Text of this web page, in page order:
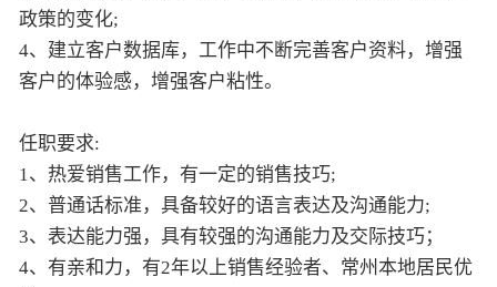
政策的变化;
4、建立客户数据库，工作中不断完善客户资料，增强
客户的体验感，增强客户粘性。
任职要求:
1、热爱销售工作，有一定的销售技巧;
2、普通话标准，具备较好的语言表达及沟通能力;
3、表达能力强，具有较强的沟通能力及交际技巧；
4、有亲和力，有2年以上销售经验者、常州本地居民优